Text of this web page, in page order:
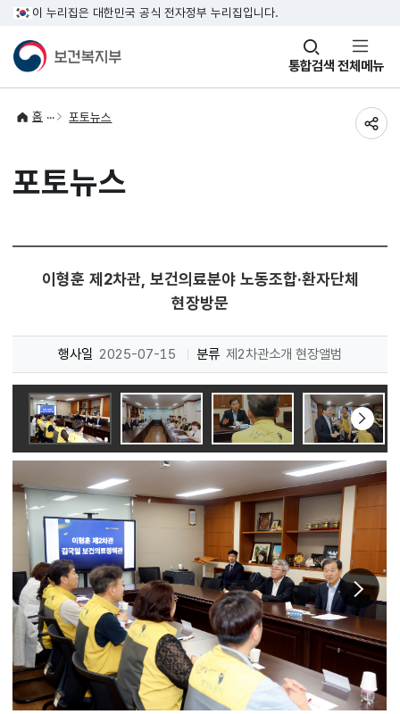
이 누리집은 대한민국 공식 전자정부 누리집입니다.
통합검색
창
열기 전체메뉴
홈 포토뉴스
포토뉴스
이형훈 제2차관, 보건의료분야 노동조합·환자단체
현장방문
행사일 2025-07-15 분류 제2차관소개 현장앨범
다음
슬라
이동
다